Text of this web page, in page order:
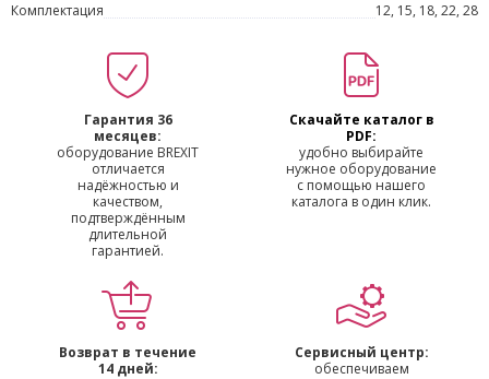
Комплектация
12, 15, 18, 22, 28
Гарантия 36
месяцев:
оборудование BREXIT
отличается
надёжностью и
качеством,
подтверждённым
длительной
гарантией.
Скачайте каталог в
PDF:
удобно выбирайте
нужное оборудование
с помощью нашего
каталога в один клик.
Возврат в течение
14 дней:
Сервисный центр:
обеспечиваем